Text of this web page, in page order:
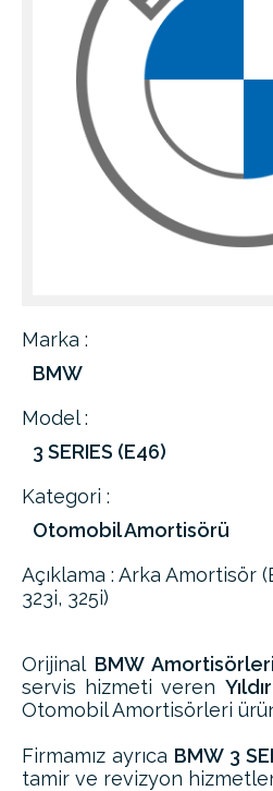
Marka :
BMW
Model :
3 SERIES (E46)
Kategori :
Otomobil Amortisörü
Açıklama : Arka Amortisör
323i, 325i)
Orijinal BMW Amortisörleri
servis hizmeti veren
Otomobil Amortisörleri
Firmamız ayrıca BMW 3
tamir ve revizyon